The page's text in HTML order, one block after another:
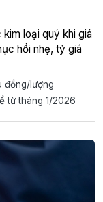
kim loại quý khi giá
hồi nhẹ, tỷ giá
đồng/lượng
từ tháng 1/2026